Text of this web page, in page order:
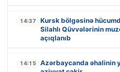
14:37
Kursk bölgəsinə
Silahlı Qüvvələrinin
açıqlanıb
14:15
Azərbaycanda əhalinin